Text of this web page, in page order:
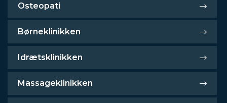
Osteopati
Børneklinikken
Idrætsklinikken
Massageklinikken